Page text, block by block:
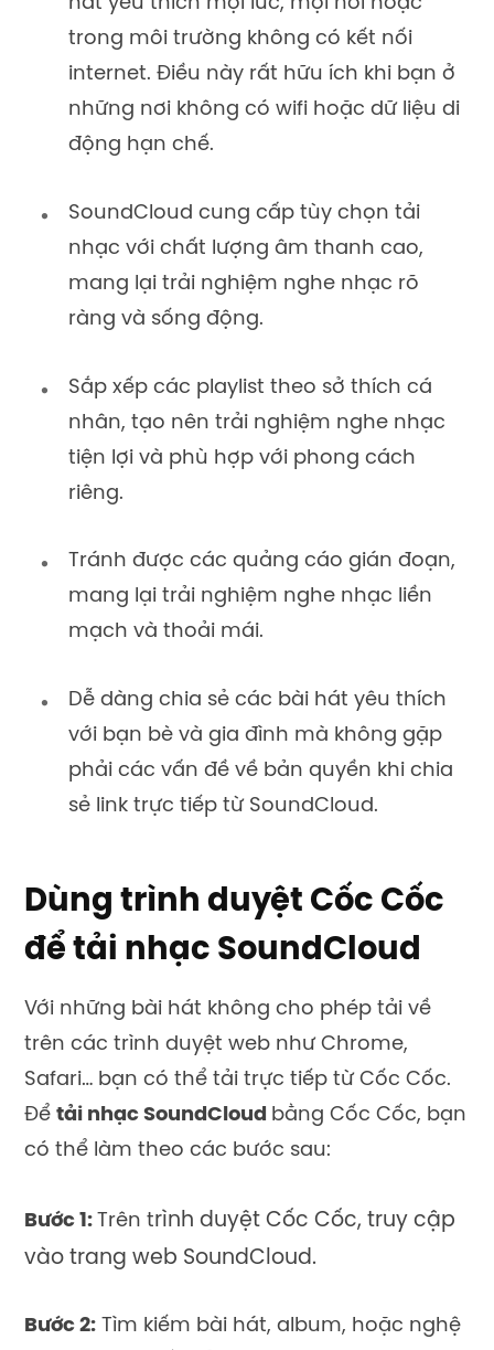
trong môi trường không có kết nối
internet. Điều này rất hữu ích khi bạn ở
những nơi không có wifi hoặc dữ liệu di
động hạn chế.
SoundCloud cung cấp tùy chọn tải
nhạc với chất lượng âm thanh cao,
mang lại trải nghiệm nghe nhạc rõ
ràng và sống động.
Sắp xếp các playlist theo sở thích cá
nhân, tạo nên trải nghiệm nghe nhạc
tiện lợi và phù hợp với phong cách
riêng.
Tránh được các quảng cáo gián đoạn,
mang lại trải nghiệm nghe nhạc liền
mạch và thoải mái.
Dễ dàng chia sẻ các bài hát yêu thích
với bạn bè và gia đình mà không gặp
phải các vấn đề về bản quyền khi chia
sẻ link trực tiếp từ SoundCloud.
Dùng trình duyệt Cốc Cốc
để tải nhạc SoundCloud
Với những bài hát không cho phép tải về
trên các trình duyệt web như Chrome,
Safari… bạn có thể tải trực tiếp từ Cốc Cốc.
Để tải nhạc SoundCloud bằng Cốc Cốc, bạn
có thể làm theo các bước sau:
Bước 1: Trên trình duyệt Cốc Cốc, truy cập
vào trang web SoundCloud.
Bước 2: Tìm kiếm bài hát, album, hoặc nghệ